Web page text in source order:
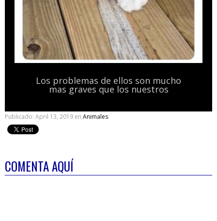
Los problemas de ellos son mucho
mas graves que los nuestros
Publicado: April 13, 2019 en Animales.
COMENTA AQUÍ